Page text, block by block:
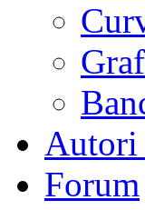
Autori
Forum